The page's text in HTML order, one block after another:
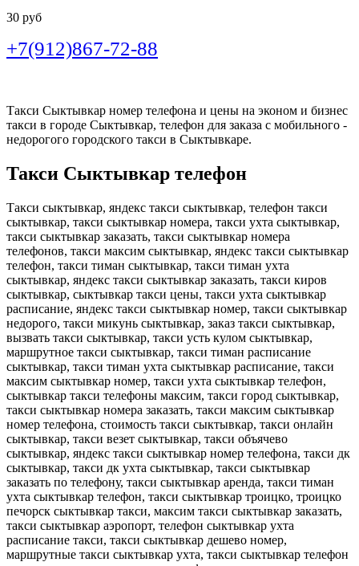
30 руб
+7(912)867-72-88
Такси Сыктывкар номер телефона и цены на эконом и бизнес
такси в городе Сыктывкар, телефон для заказа с мобильного -
недорогого городского такси в Сыктывкаре.
Такси Сыктывкар телефон
Такси сыктывкар, яндекс такси сыктывкар, телефон такси
сыктывкар, такси сыктывкар номера, такси ухта сыктывкар,
такси сыктывкар заказать, такси сыктывкар номера
телефонов, такси максим сыктывкар, яндекс такси сыктывкар
телефон, такси тиман сыктывкар, такси тиман ухта
сыктывкар, яндекс такси сыктывкар заказать, такси киров
сыктывкар, сыктывкар такси цены, такси ухта сыктывкар
расписание, яндекс такси сыктывкар номер, такси сыктывкар
недорого, такси микунь сыктывкар, заказ такси сыктывкар,
вызвать такси сыктывкар, такси усть кулом сыктывкар,
маршрутное такси сыктывкар, такси тиман расписание
сыктывкар, такси тиман ухта сыктывкар расписание, такси
максим сыктывкар номер, такси ухта сыктывкар телефон,
сыктывкар такси телефоны максим, такси город сыктывкар,
такси сыктывкар номера заказать, такси максим сыктывкар
номер телефона, стоимость такси сыктывкар, такси онлайн
сыктывкар, такси везет сыктывкар, такси объячево
сыктывкар, яндекс такси сыктывкар номер телефона, такси дк
сыктывкар, такси дк ухта сыктывкар, такси сыктывкар
заказать по телефону, такси сыктывкар аренда, такси тиман
ухта сыктывкар телефон, такси сыктывкар троицко, троицко
печорск сыктывкар такси, максим такси сыктывкар заказать,
такси сыктывкар аэропорт, телефон сыктывкар ухта
расписание такси, такси сыктывкар дешево номер,
маршрутные такси сыктывкар ухта, такси сыктывкар телефон